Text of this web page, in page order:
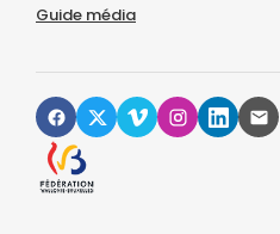
Guide média